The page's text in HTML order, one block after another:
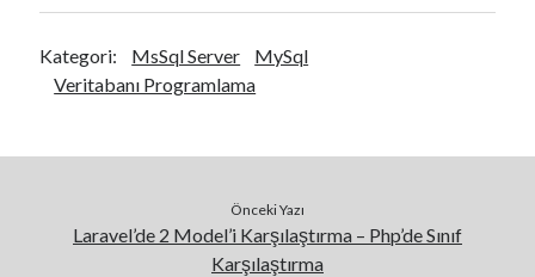
C#
CSS
HTML
Kategori: MsSql Server
MySql
Veritabanı Programlama
Önceki Yazı
Laravel’de 2 Model’i Karşılaştırma – Php’de Sınıf
Karşılaştırma